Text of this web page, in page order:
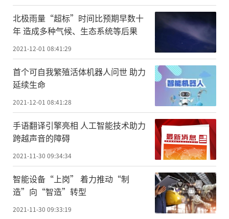
北极雨量“超标”时间比预期早数十
年 造成多种气候、生态系统等后果
2021-12-01 08:41:29
首个可自我繁殖活体机器人问世 助力
延续生命
2021-12-01 08:41:28
手语翻译引擎亮相 人工智能技术助力
跨越声音的障碍
2021-11-30 09:34:34
智能设备“上岗” 着力推动“制
造”向“智造”转型
2021-11-30 09:33:19